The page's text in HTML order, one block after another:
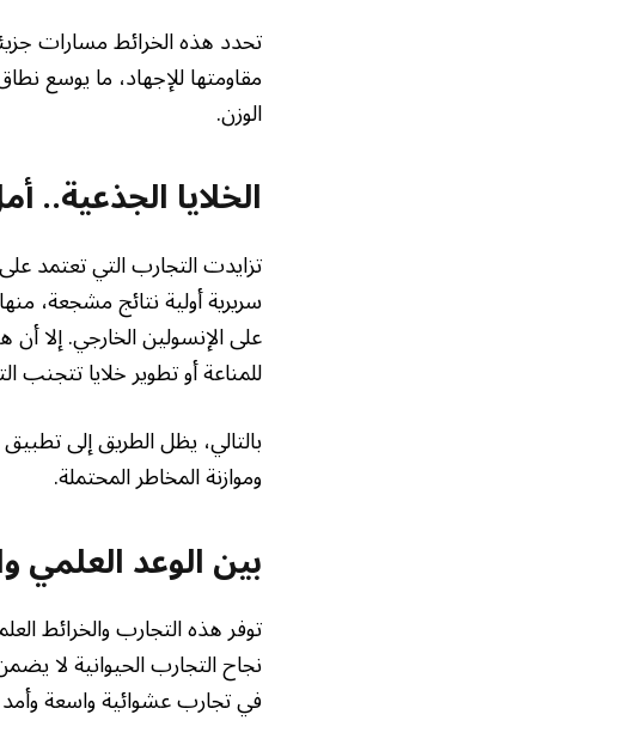
تحدد هذه الخرائط مسارات
مقاومتها للإجهاد، ما يوسع
الوزن.
الخلايا الجذعية..
تزايدت التجارب التي تعتمد
سريرية أولية نتائج مشجعة،
على الإنسولين الخارجي. إلا
للمناعة أو تطوير خلايا تتجنب
بالتالي، يظل الطريق إلى
وموازنة المخاطر المحتملة.
بين الوعد العلمي
توفر هذه التجارب والخرائط
نجاح التجارب الحيوانية لا
في تجارب عشوائية واسعة